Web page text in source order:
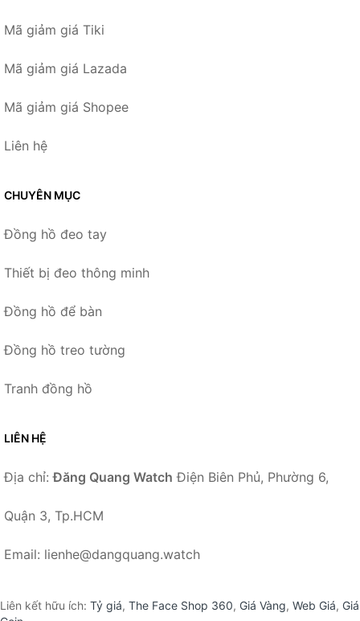
Mã giảm giá Tiki
Mã giảm giá Lazada
Mã giảm giá Shopee
Liên hệ
CHUYÊN MỤC
Đồng hồ đeo tay
Thiết bị đeo thông minh
Đồng hồ để bàn
Đồng hồ treo tường
Tranh đồng hồ
LIÊN HỆ
Địa chỉ:Đăng Quang Watch Điện Biên Phủ, Phường 6,
Quận 3, Tp.HCM
Email: lienhe@dangquang.watch
Liên kết hữu ích: Tỷ giá, The Face Shop 360, Giá Vàng, Web Giá, Giá